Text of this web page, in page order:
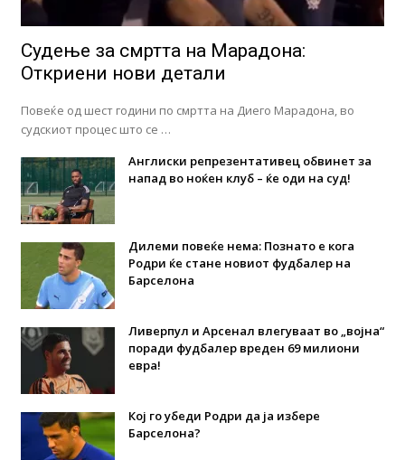
Судење за смртта на Марадона:
Откриени нови детали
Повеќе од шест години по смртта на Диего Марадона, во
судскиот процес што се …
Англиски репрезентативец обвинет за
напад во ноќен клуб – ќе оди на суд!
Дилеми повеќе нема: Познато е кога
Родри ќе стане новиот фудбалер на
Барселона
Ливерпул и Арсенал влегуваат во „војна“
поради фудбалер вреден 69 милиони
евра!
Кој го убеди Родри да ја избере
Барселона?